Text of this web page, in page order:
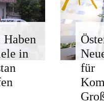
Haben
in
für